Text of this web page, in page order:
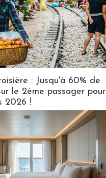
: Jusqu'à 60% de
le 2ème passager pour
2026 !